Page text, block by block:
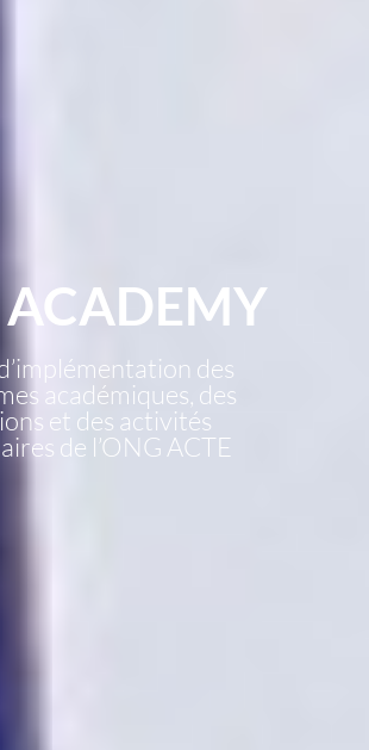
ACADEMY
des
académiques, des
et des activités
de l’ONG ACTE